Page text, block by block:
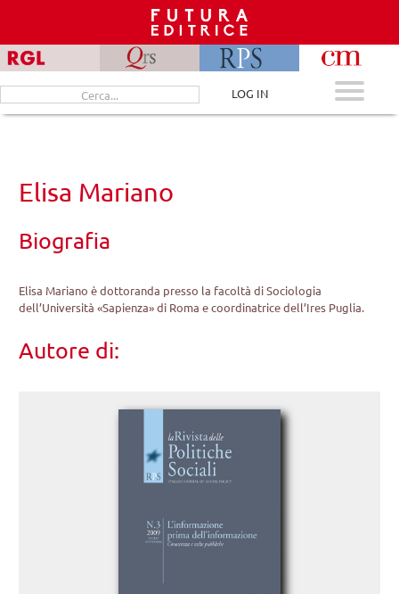
content
Cerca
per:
LOG IN
Elisa Mariano
Biografia
Elisa Mariano è dottoranda presso la facoltà di Sociologia
dell’Università «Sapienza» di Roma e coordinatrice dell’Ires Puglia.
Autore di: